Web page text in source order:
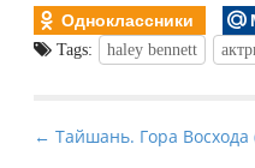
Одноклассники
Tags: haley bennett
P
← Тайшань. Гора Восхода